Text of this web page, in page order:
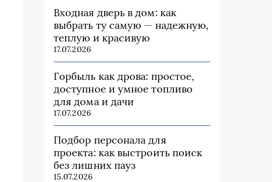
Входная дверь в дом: как
выбрать ту самую — надежную,
теплую и красивую
17.07.2026
Горбыль как дрова: простое,
доступное и умное топливо
для дома и дачи
17.07.2026
Подбор персонала для
проекта: как выстроить поиск
без лишних пауз
15.07.2026